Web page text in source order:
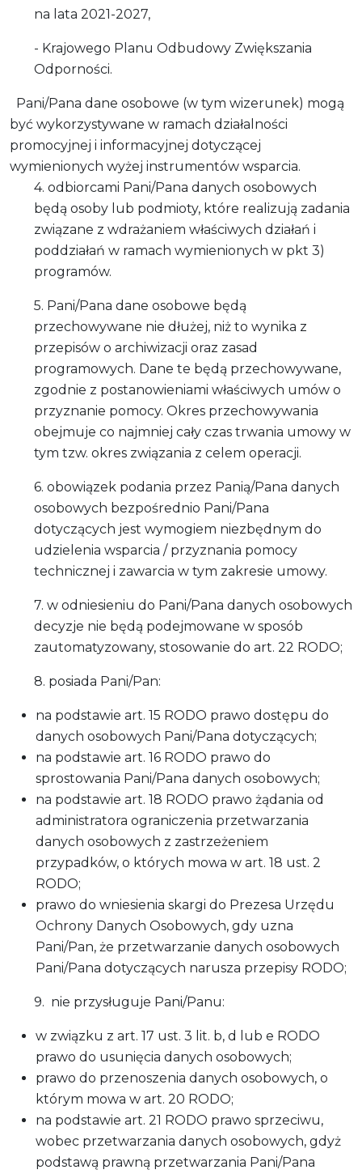
na lata 2021-2027,
- Krajowego Planu Odbudowy Zwiększania
Odporności.
Pani/Pana dane osobowe (w tym wizerunek) mogą
być wykorzystywane w ramach działalności
promocyjnej i informacyjnej dotyczącej
wymienionych wyżej instrumentów wsparcia.
4. odbiorcami Pani/Pana danych osobowych
będą osoby lub podmioty, które realizują zadania
związane z wdrażaniem właściwych działań i
poddziałań w ramach wymienionych w pkt 3)
programów.
5. Pani/Pana dane osobowe będą
przechowywane nie dłużej, niż to wynika z
przepisów o archiwizacji oraz zasad
programowych. Dane te będą przechowywane,
zgodnie z postanowieniami właściwych umów o
przyznanie pomocy. Okres przechowywania
obejmuje co najmniej cały czas trwania umowy w
tym tzw. okres związania z celem operacji.
6. obowiązek podania przez Panią/Pana danych
osobowych bezpośrednio Pani/Pana
dotyczących jest wymogiem niezbędnym do
udzielenia wsparcia / przyznania pomocy
technicznej i zawarcia w tym zakresie umowy.
7. w odniesieniu do Pani/Pana danych osobowych
decyzje nie będą podejmowane w sposób
zautomatyzowany, stosowanie do art. 22 RODO;
8. posiada Pani/Pan:
na podstawie art. 15 RODO prawo dostępu do
danych osobowych Pani/Pana dotyczących;
na podstawie art. 16 RODO prawo do
sprostowania Pani/Pana danych osobowych;
na podstawie art. 18 RODO prawo żądania od
administratora ograniczenia przetwarzania
danych osobowych z zastrzeżeniem
przypadków, o których mowa w art. 18 ust. 2
RODO;
prawo do wniesienia skargi do Prezesa Urzędu
Ochrony Danych Osobowych, gdy uzna
Pani/Pan, że przetwarzanie danych osobowych
Pani/Pana dotyczących narusza przepisy RODO;
9. nie przysługuje Pani/Panu:
w związku z art. 17 ust. 3 lit. b, d lub e RODO
prawo do usunięcia danych osobowych;
prawo do przenoszenia danych osobowych, o
którym mowa w art. 20 RODO;
na podstawie art. 21 RODO prawo sprzeciwu,
wobec przetwarzania danych osobowych, gdyż
podstawą prawną przetwarzania Pani/Pana